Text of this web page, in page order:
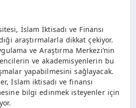
İslam İktisadı ve Finansı
araştırmalarla dikkat çekiyor.
ve Araştırma Merkezi’nin
ve akademisyenlerin bu
yapabilmesini sağlayacak.
İslam iktisadı ve finansı
bilgi edinmek isteyenler için